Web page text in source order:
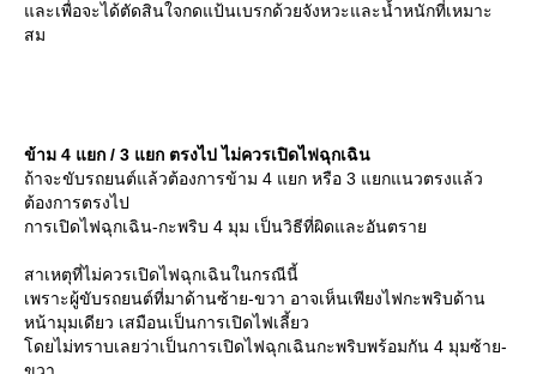
ละเพื่อจะได้ตัดสินใจกดแป้นเบรกด้วยจังหวะและน้ำหนักที่เหมาะ
สม
ข้าม 4 แยก / 3 แยก ตรงไป ไม่ควรเปิดไฟฉุกเฉิน
ถ้าจะขับรถยนต์แล้วต้องการข้าม 4 แยก หรือ 3 แยกแนวตรงแล้ว
ต้องการตรงไป
การเปิดไฟฉุกเฉิน-กะพริบ 4 มุม เป็นวิธีที่ผิดและอันตรา
สาเหตุที่ไม่ควรเปิดไฟฉุกเฉินในกรณีนี้
เพราะผู้ขับรถยนต์ที่มาด้านซ้าย-ขวา อาจเห็นเพียงไฟกะพริบด้าน
หน้ามุมเดียว เสมือนเป็นการเปิดไฟเลี้ยว
ดยไม่ทราบเลยว่าเป็นการเปิดไฟฉุกเฉินกะพริบพร้อมกัน 4 มุมซ้าย-